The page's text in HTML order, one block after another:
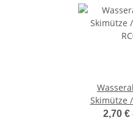
Skimütze
2,70 €